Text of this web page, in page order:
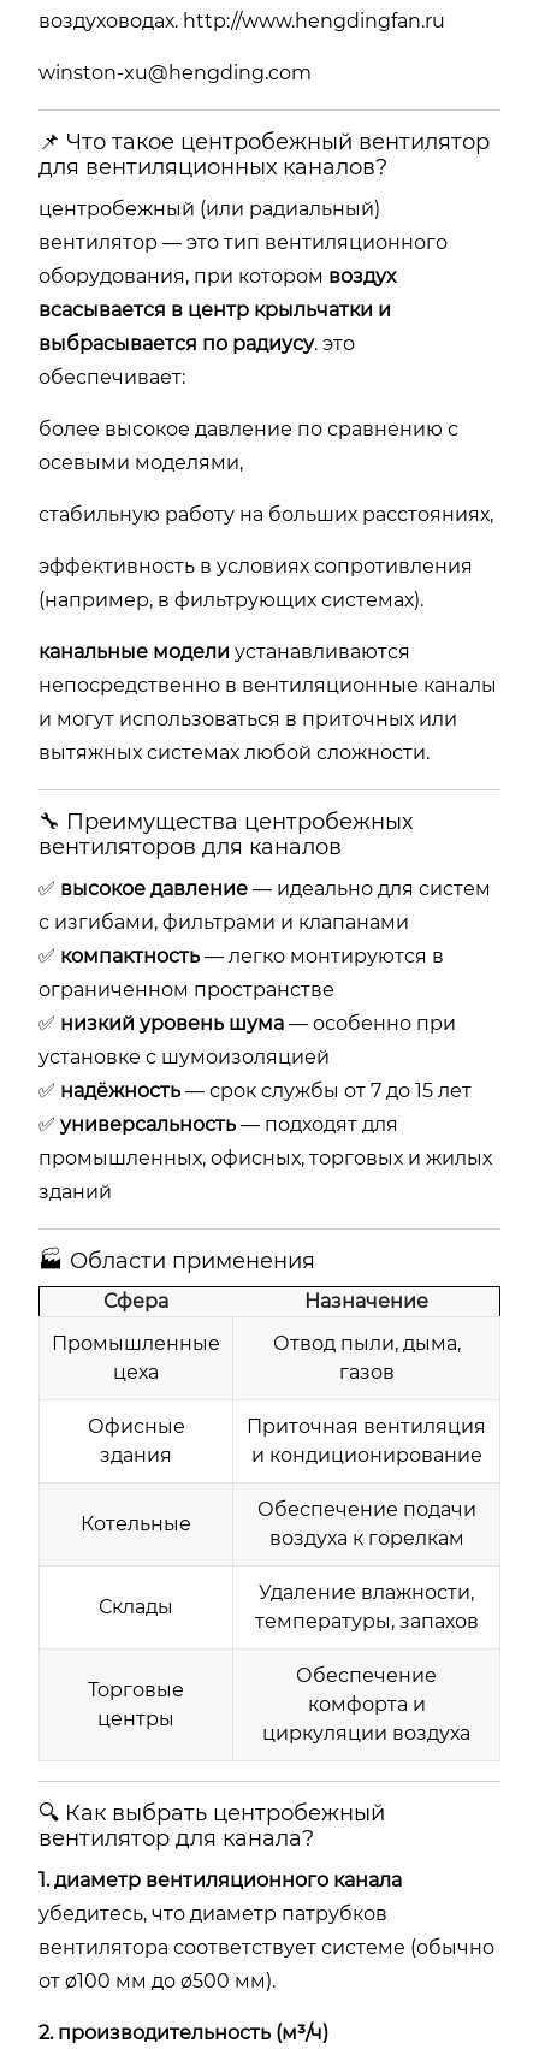
воздуховодах. http://www.hengdingfan.ru
winston-xu@hengding.com
📌 Что такое центробежный вентилятор
для вентиляционных каналов?
центробежный (или радиальный)
вентилятор — это тип вентиляционного
оборудования, при котором воздух
всасывается в центр крыльчатки и
выбрасывается по радиусу. это
обеспечивает:
более высокое давление по сравнению с
осевыми моделями,
стабильную работу на больших расстояниях,
эффективность в условиях сопротивления
(например, в фильтрующих системах).
канальные модели устанавливаются
непосредственно в вентиляционные каналы
и могут использоваться в приточных или
вытяжных системах любой сложности.
🔧 Преимущества центробежных
вентиляторов для каналов
✅ высокое давление — идеально для систем
с изгибами, фильтрами и клапанами
✅ компактность — легко монтируются в
ограниченном пространстве
✅ низкий уровень шума — особенно при
установке с шумоизоляцией
✅ надёжность — срок службы от 7 до 15 лет
✅ универсальность — подходят для
промышленных, офисных, торговых и жилых
зданий
🏭 Области применения
Сфера
Назначение
Промышленные
цеха
Отвод пыли, дыма,
газов
Офисные
здания
Приточная вентиляция
и кондиционирование
Котельные
Обеспечение подачи
воздуха к горелкам
Склады
Удаление влажности,
температуры, запахов
Торговые
центры
Обеспечение
комфорта и
циркуляции воздуха
🔍 Как выбрать центробежный
вентилятор для канала?
1. диаметр вентиляционного канала
убедитесь, что диаметр патрубков
вентилятора соответствует системе (обычно
от ø100 мм до ø500 мм).
2. производительность (м³/ч)